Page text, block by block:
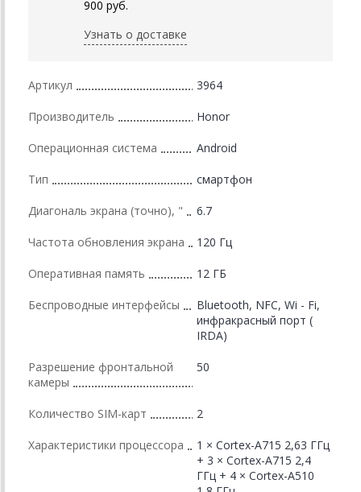
900 руб.
Узнать о доставке
Артикул 3964
Производитель Honor
Операционная система Android
Тип смартфон
Диагональ экрана (точно), " 6.7
Частота обновления экрана 120 Гц
Оперативная память 12 ГБ
Беспроводные интерфейсы
Bluetooth, NFC, Wi - Fi,
инфракрасный порт (
IRDA)
Разрешение фронтальной
камеры
50
Количество SIM-карт 2
Характеристики процессора
1 × Cortex-A715 2,63 ГГц
+ 3 × Cortex-A715 2,4
ГГц + 4 × Cortex-A510